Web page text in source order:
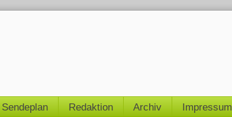
Sendeplan Redaktion Archiv Impressum